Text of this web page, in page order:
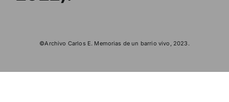
©Archivo Carlos E. Memorias de un barrio vivo, 2023.